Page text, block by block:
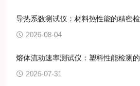
导热系数测试仪：材料热性能的精密
2026-08-04
熔体流动速率测试仪：塑料性能检测
2026-07-31